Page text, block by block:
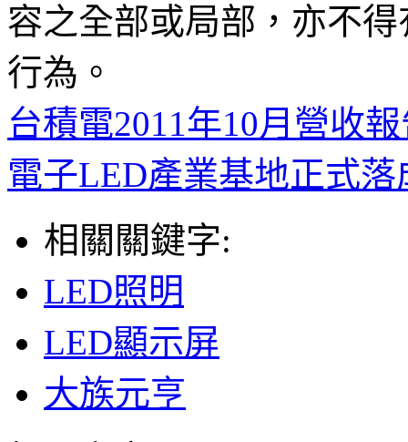
容之全部或局部，亦不
行為。
台積電2011年10月營收
電子LED產業基地正式落
相關關鍵字:
LED照明
LED顯示屏
大族元亨